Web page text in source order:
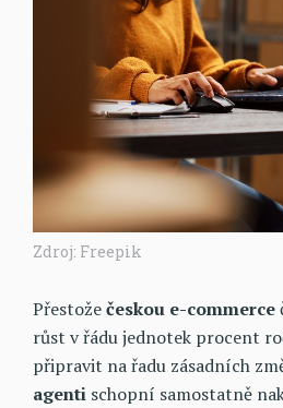
Zdroj: Freepik
Přestožečeskou e-commerce
růst v řádu jednotek procent
připravit na řadu zásadních
agenti schopní samostatně